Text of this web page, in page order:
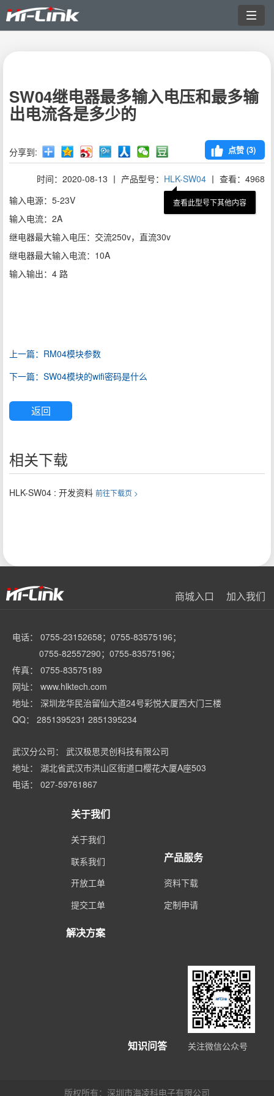
切
换
SW04继电器最多输入电压和最多输
出电流各是多少的
分享到: 点赞 (3)
时间：2020-08-13 丨 产品型号： HLK-SW04 丨 查看：4968
输入电源：5-23V
输入电流：2A
继电器最大输入电压：交流250v，直流30v
继电器最大输入电流：10A
输入输出：4 路
上一篇：RM04模块参数
下一篇：SW04模块的wifi密码是什么
返回
相关下载
HLK-SW04 : 开发资料 前往下载页 >
商城入口 加入我们
电话： 0755-23152658；0755-83575196；
0755-82557290；0755-83575196；
传真： 0755-83575189
网址： www.hlktech.com
地址： 深圳龙华民治留仙大道24号彩悦大厦西大门三楼
QQ： 2851395231 2851395234
武汉分公司： 武汉极思灵创科技有限公司
地址： 湖北省武汉市洪山区街道口樱花大厦A座503
电话： 027-59761867
关于我们
关于我们
联系我们
开放工单
提交工单
产品服务
资料下载
定制申请
知识问答
解决方案
关注微信公众号
版权所有：深圳市海凌科电子有限公司
查看此型号下其他内容